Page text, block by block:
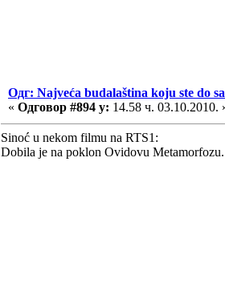
Одг: Najveća budalaština koju ste do
« Одговор #894 у: 14.58 ч. 03.10.2010.
Sinoć u nekom filmu na RTS1:
Dobila je na poklon Ovidovu Metamorfozu.